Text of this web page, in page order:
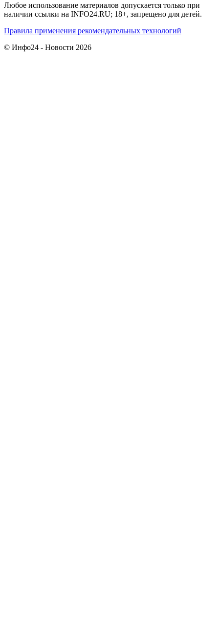
Любое использование материалов допускается только при
наличии ссылки на INFO24.RU; 18+, запрещено для детей.
Правила применения рекомендательных технологий
© Инфо24 - Новости 2026